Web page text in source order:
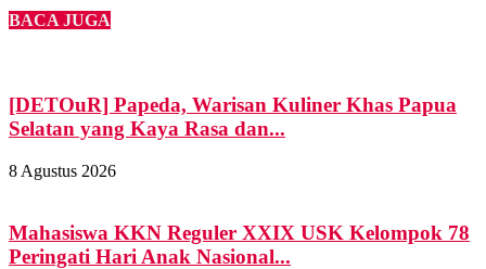
BACA JUGA
[DETOuR] Papeda, Warisan Kuliner Khas Papua
Selatan yang Kaya Rasa dan...
8 Agustus 2026
Mahasiswa KKN Reguler XXIX USK Kelompok 78
Peringati Hari Anak Nasional...